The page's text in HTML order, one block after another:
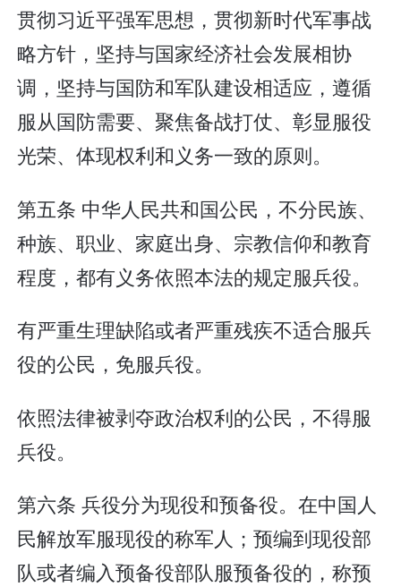
贯彻习近平强军思想，贯彻新时代军事战
略方针，坚持与国家经济社会发展相协
调，坚持与国防和军队建设相适应，遵循
服从国防需要、聚焦备战打仗、彰显服役
光荣、体现权利和义务一致的原则。
第五条 中华人民共和国公民，不分民族、
种族、职业、家庭出身、宗教信仰和教育
程度，都有义务依照本法的规定服兵役。
有严重生理缺陷或者严重残疾不适合服兵
役的公民，免服兵役。
依照法律被剥夺政治权利的公民，不得服
兵役。
第六条 兵役分为现役和预备役。在中国人
民解放军服现役的称军人；预编到现役部
队或者编入预备役部队服预备役的，称预